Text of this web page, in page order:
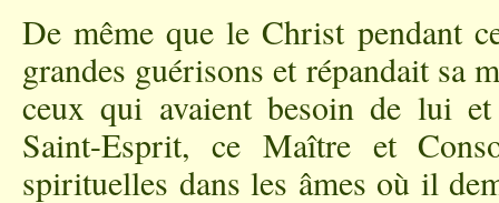
De même que le Christ pendant
grandes guérisons et répandait sa
ceux qui avaient besoin de lui
Saint-Esprit, ce Maître et
spirituelles dans les âmes où il